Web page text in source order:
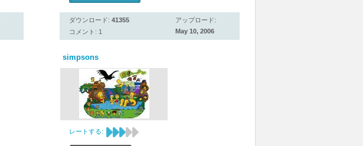
ダウンロード: 41355
コメント: 1
アップロード:
May 10, 2006
simpsons
レートする: